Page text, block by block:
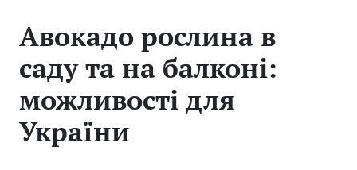
Авокадо рослина в
саду та на балконі:
можливості для
України